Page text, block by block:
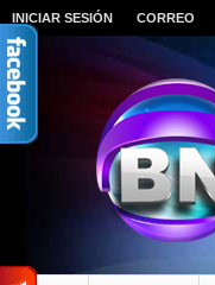
INICIAR SESIÓN CORREO